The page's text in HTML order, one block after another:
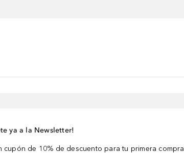
ya a la Newsletter!
cupón de 10% de descuento para tu primera compra